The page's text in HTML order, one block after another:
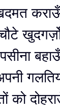
को